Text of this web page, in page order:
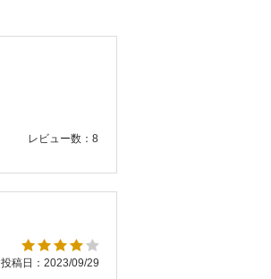
レビュー数：8
投稿日：2023/09/29